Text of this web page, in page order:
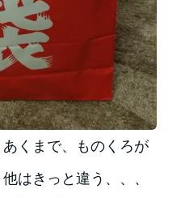
くまで、ものくろが
はきっと違う、、、